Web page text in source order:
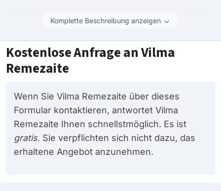
Komplette Beschreibung anzeigen
Kostenlose Anfrage an Vilma
Remezaite
Wenn Sie Vilma Remezaite über dieses
Formular kontaktieren, antwortet Vilma
Remezaite Ihnen schnellstmöglich. Es ist
gratis. Sie verpflichten sich nicht dazu, das
erhaltene Angebot anzunehmen.